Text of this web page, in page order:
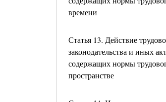
времени
Статья 13. Действие
законодательства и иных
содержащих нормы
пространстве